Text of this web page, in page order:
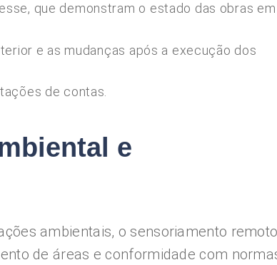
que demonstram o estado das obras em
e as mudanças após a execução dos
de contas.
e
ambientais, o sensoriamento
de áreas e conformidade com